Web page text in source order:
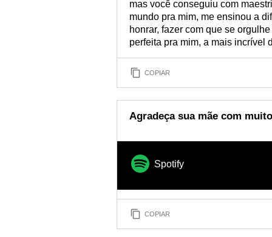
mas você conseguiu com
mundo pra mim, me ensinou a
honrar, fazer com que se
perfeita pra mim, a mais incrível
COPIAR
Agradeça sua mãe com
Spotify
COPIAR